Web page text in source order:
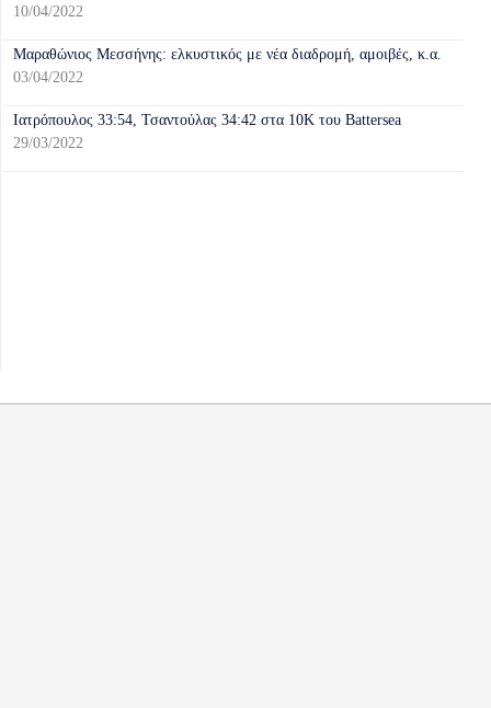
10/04/2022
Mαραθώνιος Μεσσήνης: ελκυστικός με νέα διαδρομή, αμοιβές, κ.α.
03/04/2022
Ιατρόπουλος 33:54, Τσαντούλας 34:42 στα 10Κ του Battersea
29/03/2022